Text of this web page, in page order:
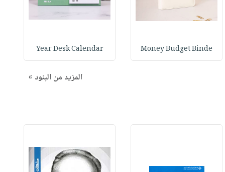
Money Budget Binde
Year Desk Calendar
المزيد من البنود »